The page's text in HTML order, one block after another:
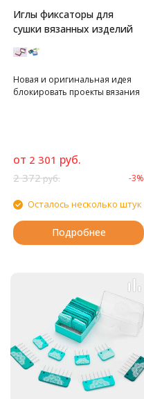
Иглы фиксаторы для
сушки вязанных изделий
Новая и оригинальная идея
блокировать проекты вязания
от 2 301 руб.
2 372руб. -3%
Осталось несколько штук
Подробнее